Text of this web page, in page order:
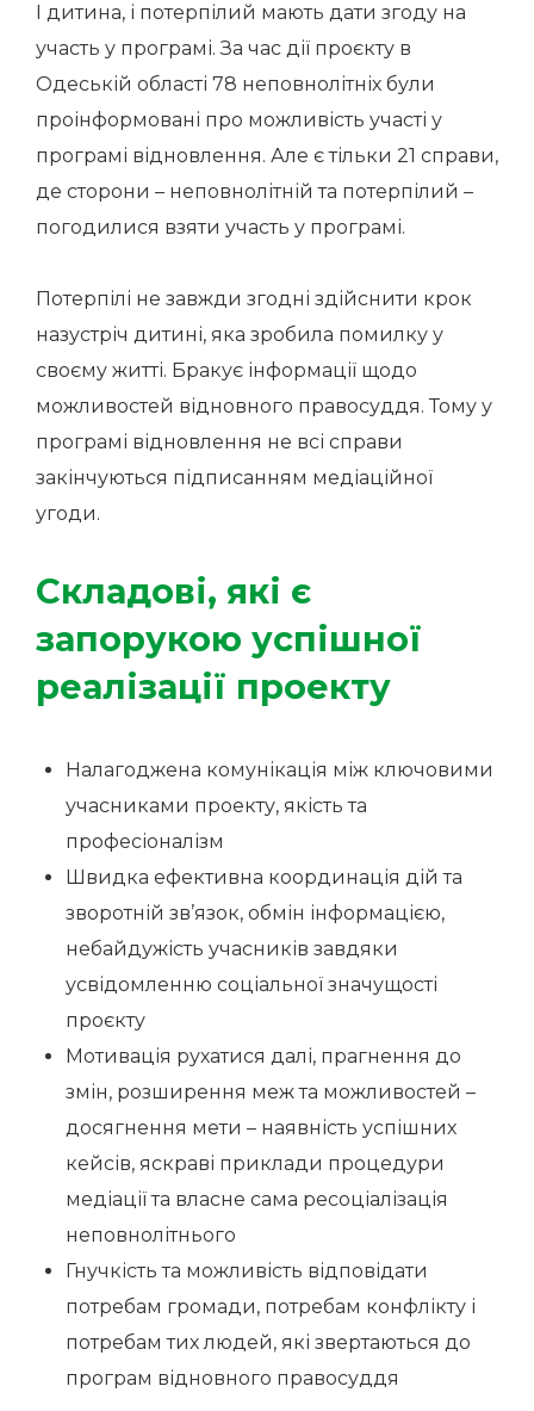
І дитина, і потерпілий мають дати згоду на
участь у програмі. За час дії проєкту в
Одеській області 78 неповнолітніх були
проінформовані про можливість участі у
програмі відновлення. Але є тільки 21 справи,
де сторони – неповнолітній та потерпілий –
погодилися взяти участь у програмі.
Потерпілі не завжди згодні здійснити крок
назустріч дитині, яка зробила помилку у
своєму житті. Бракує інформації щодо
можливостей відновного правосуддя. Тому у
програмі відновлення не всі справи
закінчуються підписанням медіаційної
угоди.
Складові, які є
запорукою успішної
реалізації проекту
Налагоджена комунікація між ключовими
учасниками проекту, якість та
професіоналізм
Швидка ефективна координація дій та
зворотній зв’язок, обмін інформацією,
небайдужість учасників завдяки
усвідомленню соціальної значущості
проєкту
Мотивація рухатися далі, прагнення до
змін, розширення меж та можливостей –
досягнення мети – наявність успішних
кейсів, яскраві приклади процедури
медіації та власне сама ресоціалізація
неповнолітнього
Гнучкість та можливість відповідати
потребам громади, потребам конфлікту і
потребам тих людей, які звертаються до
програм відновного правосуддя